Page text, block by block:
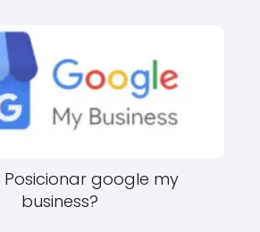
google my
business?